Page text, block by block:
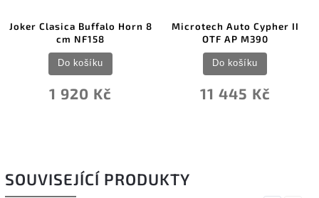
Joker Clasica Buffalo Horn 8
cm NF158
1 920 Kč
Do košíku
Microtech Auto Cypher II
OTF AP M390
11 445 Kč
Do košíku
SOUVISEJÍCÍ PRODUKTY